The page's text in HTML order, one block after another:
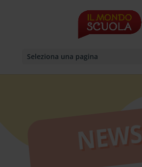
Seleziona una pagina
NEWS